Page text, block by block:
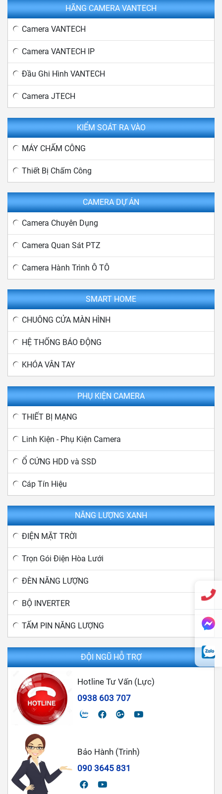
HÃNG CAMERA VANTECH
Camera VANTECH
Camera VANTECH IP
Đầu Ghi Hình VANTECH
Camera JTECH
KIỂM SOÁT RA VÀO
MÁY CHẤM CÔNG
Thiết Bị Chấm Công
CAMERA DỰ ÁN
Camera Chuyên Dụng
Camera Quan Sát PTZ
Camera Hành Trình Ô TÔ
SMART HOME
CHUÔNG CỬA MÀN HÌNH
HỆ THỐNG BÁO ĐỘNG
KHÓA VÂN TAY
PHỤ KIỆN CAMERA
THIẾT BỊ MẠNG
Linh Kiện - Phụ Kiện Camera
Ổ CỨNG HDD và SSD
Cáp Tín Hiệu
NĂNG LƯỢNG XANH
ĐIỆN MẶT TRỜI
Trọn Gói Điện Hòa Lưới
ĐÈN NĂNG LƯỢNG
BỘ INVERTER
TẤM PIN NĂNG LƯỢNG
ĐỘI NGŨ HỖ TRỢ
Hotline Tư Vấn (Lực)
0938 603 707
Bảo Hành (Trinh)
090 3645 831